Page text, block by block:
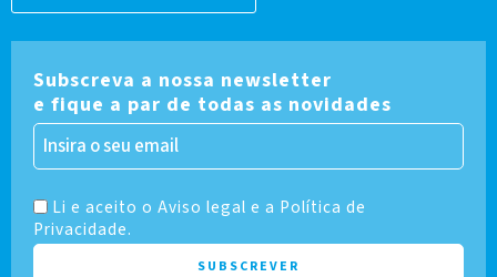
Subscreva a nossa newsletter
e fique a par de todas as novidades
Li e aceito o Aviso legal e a Política de
Privacidade.